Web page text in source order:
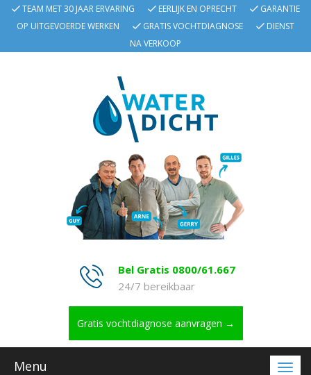
TEAM MET 30 JAAR ERVARING EERLIJK EN OPRECHT
GARANTIE
OP UITGEVOERDE WERKEN
GRATIS VOCHTDIAGNOSE
DIENST
NA VERKOOP
Bel Gratis 0800/61.667
24/7 bereikbaar
Gratis vochtdiagnose aanvragen →
Menu